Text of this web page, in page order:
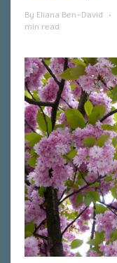
By Eliana Ben-David •
min read